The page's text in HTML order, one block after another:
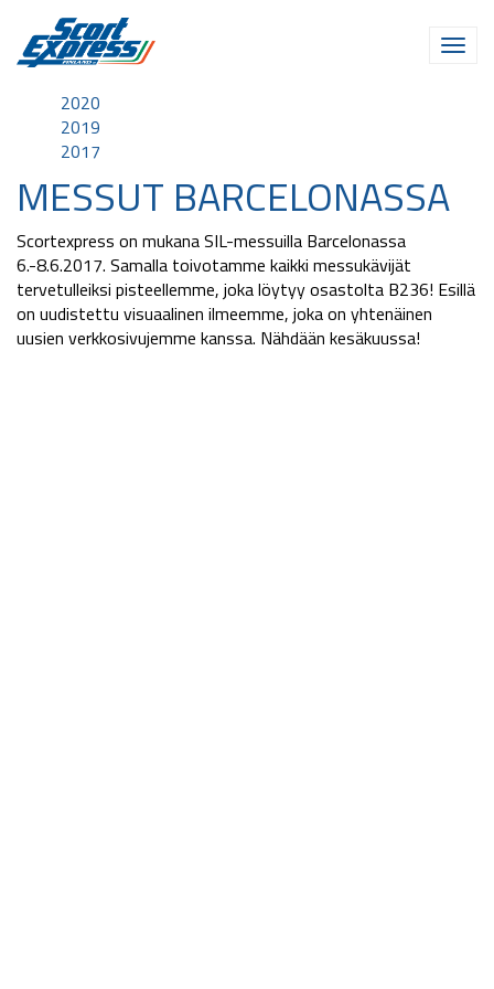
2020
2019
2017
MESSUT BARCELONASSA
Scortexpress on mukana SIL-messuilla Barcelonassa
6.-8.6.2017. Samalla toivotamme kaikki messukävijät
tervetulleiksi pisteellemme, joka löytyy osastolta B236! Esillä
on uudistettu visuaalinen ilmeemme, joka on yhtenäinen
uusien verkkosivujemme kanssa. Nähdään kesäkuussa!